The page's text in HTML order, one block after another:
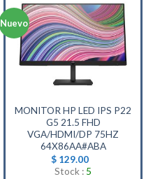
Nuevo
MONITOR HP LED IPS P22
G5 21.5 FHD
VGA/HDMI/DP 75HZ
64X86AA#ABA
$129.00
Stock : 5